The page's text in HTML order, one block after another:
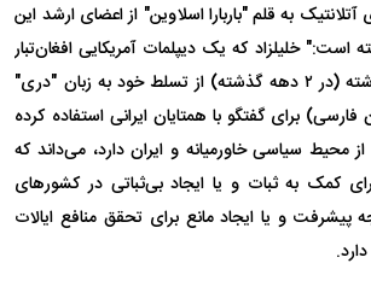
به قلم "باربارا اسلاوین" از اعضای ارشد این
است:" خلیلزاد که یک دیپلمات آمریکایی افغان‌تبار
است طی سال‌های گذشته (در ۲ دهه گذشته) از تسلط خود به زبان "دری"
برای گفتگو با همتایان ایرانی استفاده کرده
محیط سیاسی خاورمیانه و ایران دارد، می‌داند که
کمک به ثبات و یا ایجاد بی‌ثباتی در کشور‌های
پیشرفت و یا ایجاد مانع برای تحقق منافع ایالات